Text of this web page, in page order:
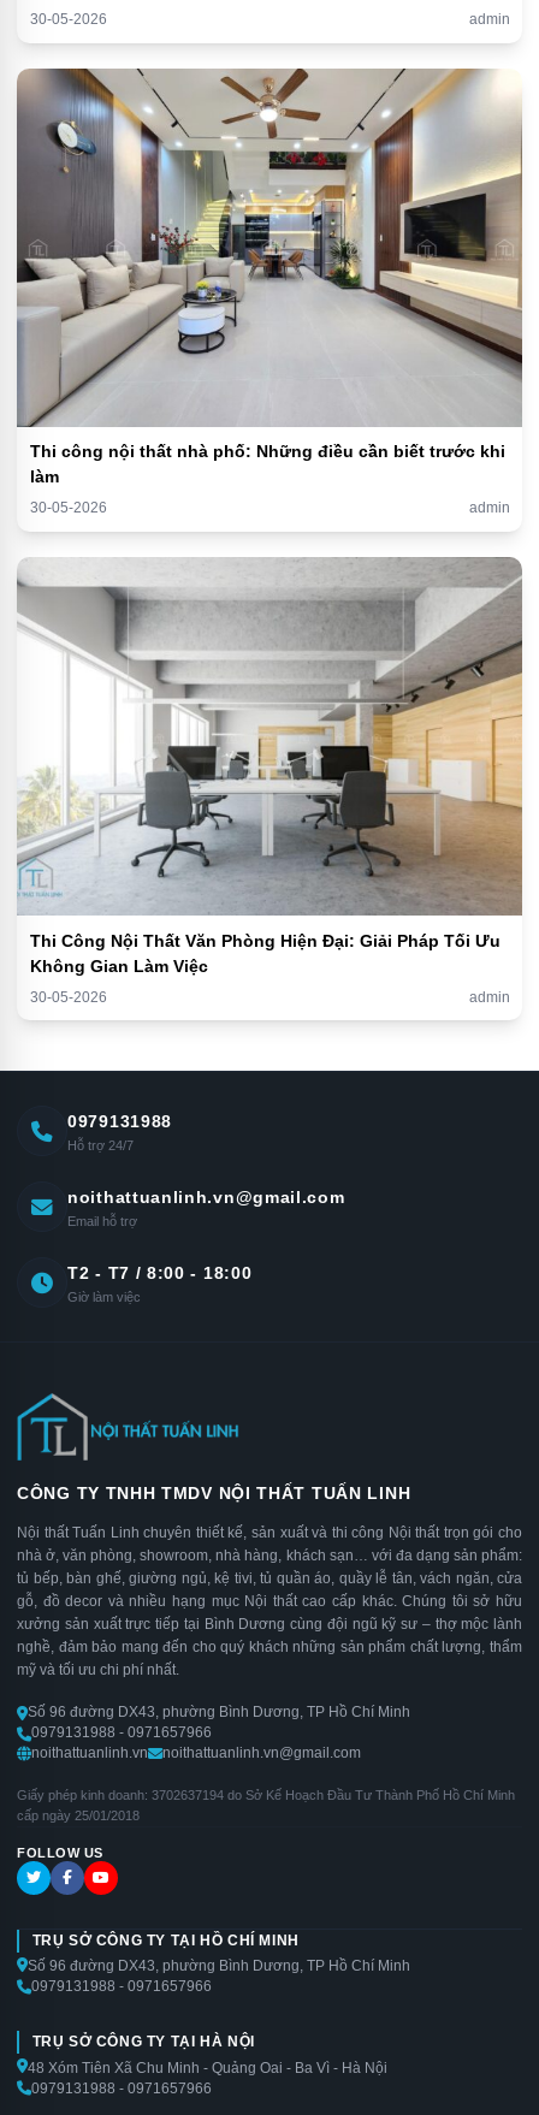
30-05-2026 admin
Thi công nội thất nhà phố: Những điều cần biết trước khi
làm
30-05-2026 admin
Thi Công Nội Thất Văn Phòng Hiện Đại: Giải Pháp Tối Ưu
Không Gian Làm Việc
30-05-2026 admin
0979131988
Hỗ trợ 24/7
noithattuanlinh.vn@gmail.com
Email hỗ trợ
T2 - T7 / 8:00 - 18:00
Giờ làm việc
CÔNG TY TNHH TMDV NỘI THẤT TUẤN LINH
Nội thất Tuấn Linh chuyên thiết kế, sản xuất và thi công Nội thất trọn gói cho
nhà ở, văn phòng, showroom, nhà hàng, khách sạn… với đa dạng sản phẩm:
tủ bếp, bàn ghế, giường ngủ, kệ tivi, tủ quần áo, quầy lễ tân, vách ngăn, cửa
gỗ, đồ decor và nhiều hạng mục Nội thất cao cấp khác. Chúng tôi sở hữu
xưởng sản xuất trực tiếp tại Bình Dương cùng đội ngũ kỹ sư – thợ mộc lành
nghề, đảm bảo mang đến cho quý khách những sản phẩm chất lượng, thẩm
mỹ và tối ưu chi phí nhất.
Số 96 đường DX43, phường Bình Dương, TP Hồ Chí Minh
0979131988 - 0971657966
noithattuanlinh.vn
noithattuanlinh.vn@gmail.com
Giấy phép kinh doanh: 3702637194 do Sở Kế Hoạch Đầu Tư Thành Phố Hồ Chí Minh
cấp ngày 25/01/2018
FOLLOW US
TRỤ SỞ CÔNG TY TẠI HỒ CHÍ MINH
Số 96 đường DX43, phường Bình Dương, TP Hồ Chí Minh
0979131988 - 0971657966
TRỤ SỞ CÔNG TY TẠI HÀ NỘI
48 Xóm Tiên Xã Chu Minh - Quảng Oai - Ba Vì - Hà Nội
0979131988 - 0971657966